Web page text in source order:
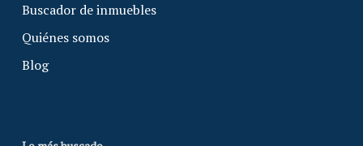
Buscador de inmuebles
Quiénes somos
Blog